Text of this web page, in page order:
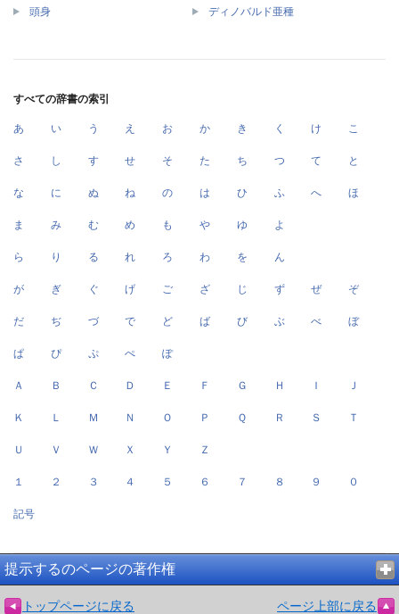
頭身 ディノバルド亜種
すべての辞書の索引
あ い う え お か き く け こ
さ し す せ そ た ち つ て と
な に ぬ ね の は ひ ふ へ ほ
ま み む め も や ゆ よ
ら り る れ ろ わ を ん
が ぎ ぐ げ ご ざ じ ず ぜ ぞ
だ ぢ づ で ど ば び ぶ べ ぼ
ぱ ぴ ぷ ぺ ぽ
Ａ Ｂ Ｃ Ｄ Ｅ Ｆ Ｇ Ｈ Ｉ Ｊ
Ｋ Ｌ Ｍ Ｎ Ｏ Ｐ Ｑ Ｒ Ｓ Ｔ
Ｕ Ｖ Ｗ Ｘ Ｙ Ｚ
１ ２ ３ ４ ５ ６ ７ ８ ９ ０
記号
提示するのページの著作権
トップページに戻る ページ上部に戻る